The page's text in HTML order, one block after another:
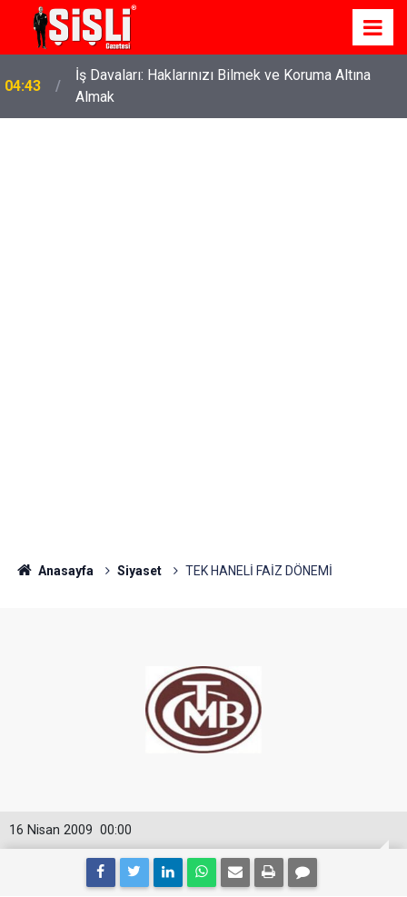
04:43
İş Davaları: Haklarınızı Bilmek ve Koruma Altına
Almak
Anasayfa Siyaset TEK HANELİ FAİZ DÖNEMİ
00:00
16 Nisan 2009